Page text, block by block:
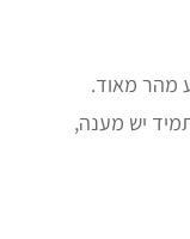
מאוד.
יש מענה,